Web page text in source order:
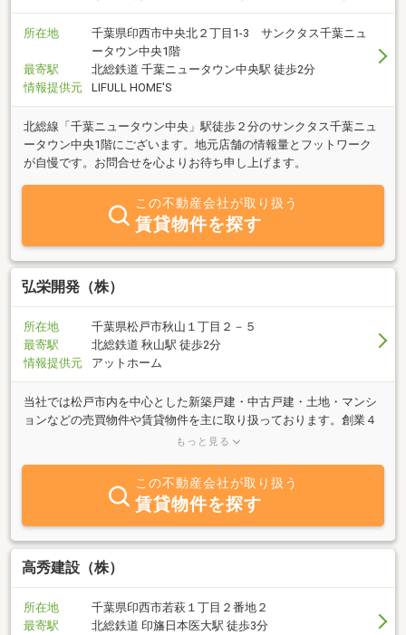
所在地
千葉県印西市中央北２丁目1-3 サンクタス千葉ニュ
ータウン中央1階
最寄駅
北総鉄道 千葉ニュータウン中央駅 徒歩2分
情報提供元
LIFULL HOME'S
北総線「千葉ニュータウン中央」駅徒歩２分のサンクタス千葉ニュ
ータウン中央1階にございます。地元店舗の情報量とフットワーク
が自慢です。お問合せを心よりお待ち申し上げます。
この不動産会社が取り扱う
賃貸物件を探す
弘栄開発（株）
所在地
千葉県松戸市秋山１丁目２－５
最寄駅
北総鉄道 秋山駅 徒歩2分
情報提供元
アットホーム
当社では松戸市内を中心とした新築戸建・中古戸建・土地・マンシ
ョンなどの売買物件や賃貸物件を主に取り扱っております。創業４
０年になる情報量を駆使して、お住まい探しのお手伝いを全力でサ
もっと見る
この不動産会社が取り扱う
賃貸物件を探す
高秀建設（株）
所在地
千葉県印西市若萩１丁目２番地２
最寄駅
北総鉄道 印旛日本医大駅 徒歩3分